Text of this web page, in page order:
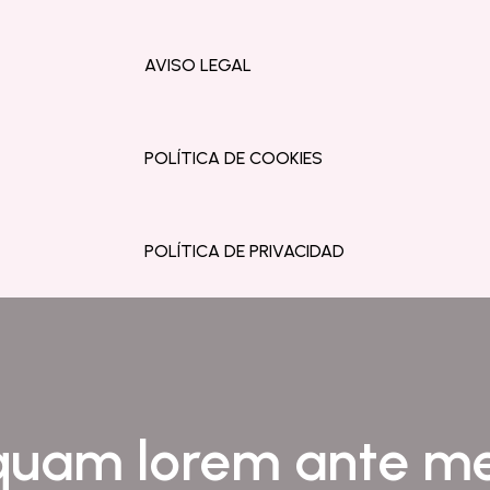
AVISO LEGAL
POLÍTICA DE COOKIES
POLÍTICA DE PRIVACIDAD
lorem ante